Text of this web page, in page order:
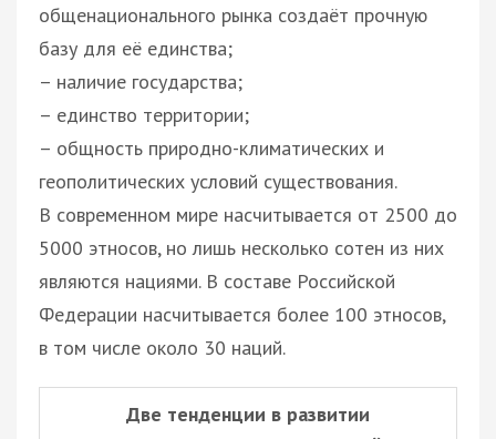
общенационального рынка создаёт прочную
базу для её единства;
– наличие государства;
– единство территории;
– общность природно-климатических и
геополитических условий существования.
В современном мире насчитывается от 2500 до
5000 этносов, но лишь несколько сотен из них
являются нациями. В составе Российской
Федерации насчитывается более 100 этносов,
в том числе около 30 наций.
Две тенденции в развитии